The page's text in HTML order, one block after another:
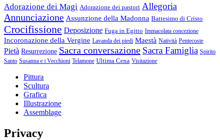
Adorazione dei Magi Adorazione dei pastori Allegoria
Annunciazione Assunzione della Madonna Battesimo di Cristo
Crocifissione Deposizione Fuga in Egitto Immacolata concezione
Incoronazione della Vergine Lavanda dei piedi Maestà Natività Pentecoste
Pietà Resurrezione Sacra conversazione Sacra Famiglia Spirito
Santo Susanna e i Vecchioni Telamone Ultima Cena Visitazione
Pittura
Scultura
Grafica
Illustrazione
Assemblage
Privacy